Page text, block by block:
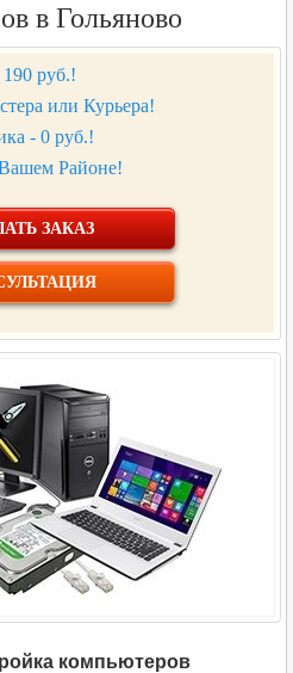
в Гольяново
руб.!
или Курьера!
- 0 руб.!
Районе!
ЗАКАЗ
компьютеров